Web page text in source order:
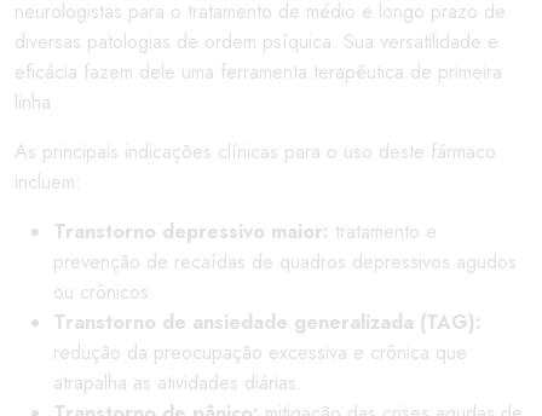
neurologistas para o tratamento de médio e longo prazo de
diversas patologias de ordem psíquica. Sua versatilidade e
eficácia fazem dele uma ferramenta terapêutica de primeira
linha.
As principais indicações clínicas para o uso deste fármaco
incluem:
Transtorno depressivo maior: tratamento e
prevenção de recaídas de quadros depressivos agudos
ou crônicos.
Transtorno de ansiedade generalizada (TAG):
redução da preocupação excessiva e crônica que
atrapalha as atividades diárias.